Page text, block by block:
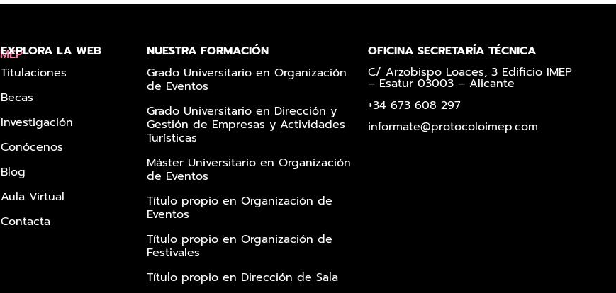
EXPLORA LA WEB
Titulaciones
Becas
Investigación
Conócenos
Blog
Aula Virtual
Contacta
NUESTRA FORMACIÓN
Grado Universitario en Organización
de Eventos
Grado Universitario en Dirección y
Gestión de Empresas y Actividades
Turísticas
Máster Universitario en Organización
de Eventos
Título propio en Organización de
Eventos
Título propio en Organización de
Festivales
Título propio en Dirección de Sala
OFICINA SECRETARÍA TÉCNICA
C/ Arzobispo Loaces, 3 Edificio IMEP
– Esatur 03003 – Alicante
+34 673 608 297
informate@protocoloimep.com